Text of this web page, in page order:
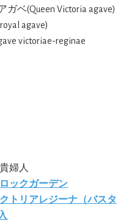
ベ(Queen Victoria agave)
agave)
victoriae-reginae
婦人
ロックガーデン
トリアレジーナ（バスタ